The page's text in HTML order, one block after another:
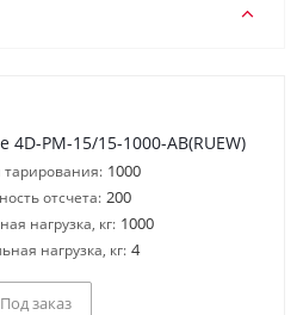
PM-15/15-1000-AB(RUEW)
1000
отсчета: 200
нагрузка, кг: 1000
нагрузка, кг: 4
Под заказ